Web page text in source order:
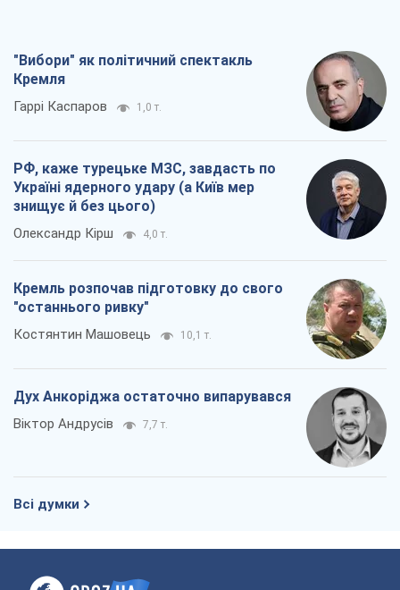
"Вибори" як політичний спектакль
Кремля
Гаррі Каспаров 1,0 т.
РФ, каже турецьке МЗС, завдасть по
Україні ядерного удару (а Київ мер
знищує й без цього)
Олександр Кірш 4,0 т.
Кремль розпочав підготовку до свого
"останнього ривку"
Костянтин Машовець 10,1 т.
Дух Анкоріджа остаточно випарувався
Віктор Андрусів 7,7 т.
Всі думки